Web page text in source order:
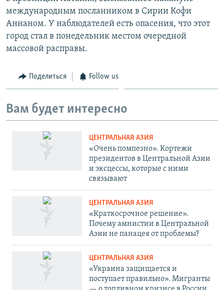
международным посланником в Сирии Кофи
Аннаном. У наблюдателей есть опасения, что этот
город стал в понедельник местом очередной
массовой расправы.
Поделиться Follow us
Вам будет интересно
ЦЕНТРАЛЬНАЯ АЗИЯ
«Очень помпезно». Кортежи
президентов в Центральной Азии
и эксцессы, которые с ними
связывают
ЦЕНТРАЛЬНАЯ АЗИЯ
«Краткосрочное решение».
Почему амнистии в Центральной
Азии не панацея от проблемы?
ЦЕНТРАЛЬНАЯ АЗИЯ
«Украина защищается и
поступает правильно». Мигранты